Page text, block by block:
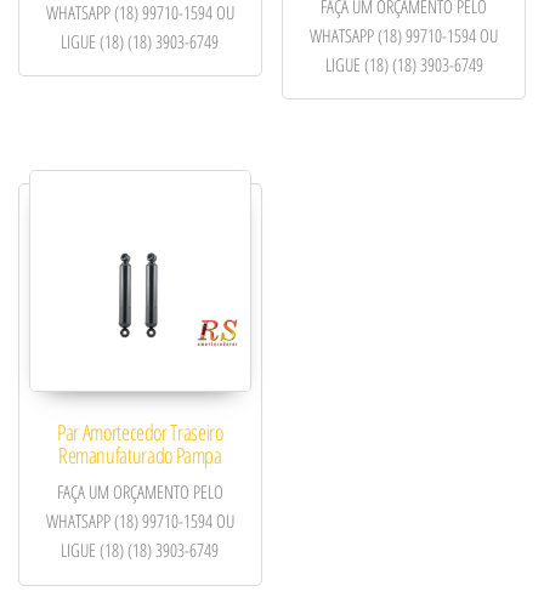
WHATSAPP (18) 99710-1594 OU
LIGUE (18) (18) 3903-6749
FAÇA UM ORÇAMENTO PELO
WHATSAPP (18) 99710-1594 OU
LIGUE (18) (18) 3903-6749
Par Amortecedor Traseiro
Remanufaturado Pampa
FAÇA UM ORÇAMENTO PELO
WHATSAPP (18) 99710-1594 OU
LIGUE (18) (18) 3903-6749